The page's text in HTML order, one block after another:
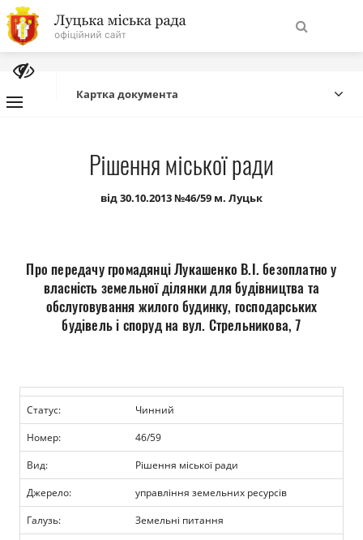
На
головну
сайту
Про місто
Міська влада
Бюджет
Публічна інформація
Документи
Картка документа
Рішення міської ради
від 30.10.2013 №46/59 м. Луцьк
Про передачу громадянці Лукашенко В.І. безоплатно у
власність земельної ділянки для будівництва та
обслуговування жилого будинку, господарських
будівель і споруд на вул. Стрельникова, 7
Статус:
Чинний
Номер:
46/59
Вид:
Рішення міської ради
Джерело:
управління земельних ресурсів
Галузь:
Земельні питання